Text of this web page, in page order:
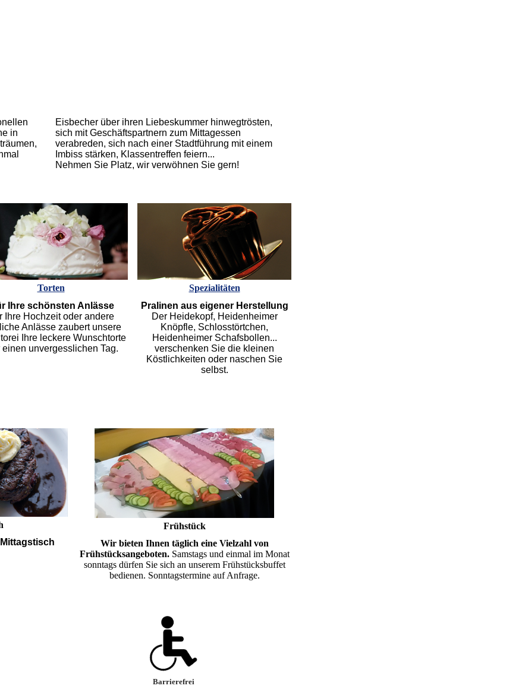
in
Eisbecher über ihren Liebeskummer hinwegtrösten,
sich mit Geschäftspartnern zum Mittagessen
verabreden, sich nach einer Stadtführung mit einem
Imbiss stärken, Klassentreffen feiern...
Nehmen Sie Platz, wir verwöhnen Sie gern!
Torten
Ihre schönsten Anlässe
Ihre Hochzeit oder andere
Anlässe zaubert unsere
Ihre leckere Wunschtorte
einen unvergesslichen Tag.
Spezialitäten
Pralinen aus eigener Herstellung
Der Heidekopf, Heidenheimer
Knöpfle, Schlosstörtchen,
Heidenheimer Schafsbollen...
verschenken Sie die kleinen
Köstlichkeiten oder naschen Sie
selbst.
Frühstück
Wir bieten Ihnen täglich eine Vielzahl von
Frühstücksangeboten. Samstags und einmal im Monat
sonntags dürfen Sie sich an unserem Frühstücksbuffet
bedienen. Sonntagstermine auf Anfrage.
Barrierefrei